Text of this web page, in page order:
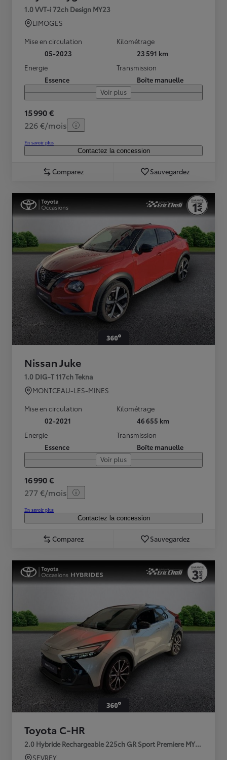
1.0 VVT-i 72ch Design MY23
LIMOGES
Mise en circulation
05-2023
Kilométrage
23 591 km
Energie
Essence
Transmission
Boîte manuelle
Voir plus
15 990 €
226 €/mois
En savoir plus
Contactez la concession
Comparez Sauvegardez
Nissan Juke
1.0 DIG-T 117ch Tekna
MONTCEAU-LES-MINES
Mise en circulation
02-2021
Kilométrage
46 655 km
Energie
Essence
Transmission
Boîte manuelle
Voir plus
16 990 €
277 €/mois
En savoir plus
Contactez la concession
Comparez Sauvegardez
Toyota C-HR
2.0 Hybride Rechargeable 225ch GR Sport Premiere MY25
SEVREY